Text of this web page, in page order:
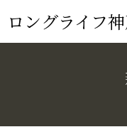
ロングライフ